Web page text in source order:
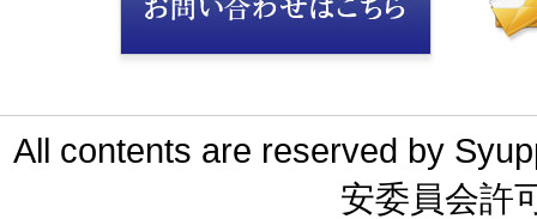
All contents are reserved by
安委員会許